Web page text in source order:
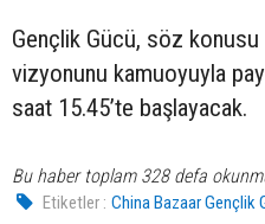
Gençlik Gücü, söz konusu
vizyonunu kamuoyuyla
saat 15.45’te başlayacak.
Bu haber toplam 328 defa
Etiketler : China Bazaar Gençlik